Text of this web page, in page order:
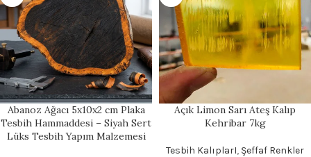
Abanoz Ağacı 5x10x2 cm Plaka
Tesbih Hammaddesi – Siyah Sert
Lüks Tesbih Yapım Malzemesi
Açık Limon Sarı Ateş Kalıp
Kehribar 7kg
Tesbih KalıplarI, Şeffaf Renkler